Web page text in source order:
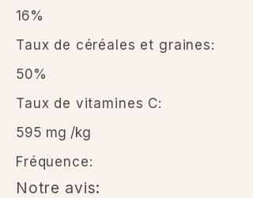
16%
Taux de céréales et graines:
50%
Taux de vitamines C:
595 mg /kg
Fréquence:
Notre avis: